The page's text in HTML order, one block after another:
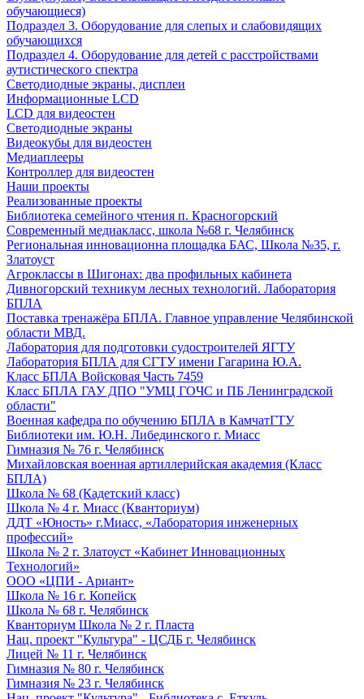
обучающиеся)
Подраздел 3. Оборудование для слепых и слабовидящих
обучающихся
Подраздел 4. Оборудование для детей с расстройствами
аутистического спектра
Светодиодные экраны, дисплеи
Информационные LCD
LCD для видеостен
Светодиодные экраны
Видеокубы для видеостен
Медиаплееры
Контроллер для видеостен
Наши проекты
Реализованные проекты
Библиотека семейного чтения п. Красногорский
Современный медиакласс, школа №68 г. Челябинск
Региональная инновационна площадка БАС, Школа №35, г.
Златоуст
Агроклассы в Шигонах: два профильных кабинета
Дивногорский техникум лесных технологий. Лаборатория
БПЛА
Поставка тренажёра БПЛА. Главное управление Челябинской
области МВД.
Лаборатория для подготовки судостроителей ЯГТУ
Лаборатория БПЛА для СГТУ имени Гагарина Ю.А.
Класс БПЛА Войсковая Часть 7459
Класс БПЛА ГАУ ДПО "УМЦ ГОЧС и ПБ Ленинградской
области"
Военная кафедра по обучению БПЛА в КамчатГТУ
Библиотеки им. Ю.Н. Либединского г. Миасс
Гимназия № 76 г. Челябинск
Михайловская военная артиллерийская академия (Класс
БПЛА)
Школа № 68 (Кадетский класс)
Школа № 4 г. Миасс (Кванториум)
ДДТ «Юность» г.Миасс, «Лаборатория инженерных
профессий»
Школа № 2 г. Златоуст «Кабинет Инновационных
Технологий»
ООО «ЦПИ - Ариант»
Школа № 16 г. Копейск
Школа № 68 г. Челябинск
Кванториум Школа № 2 г. Пласта
Нац. проект "Культура" - ЦСДБ г. Челябинск
Лицей № 11 г. Челябинск
Гимназия № 80 г. Челябинск
Гимназия № 23 г. Челябинск